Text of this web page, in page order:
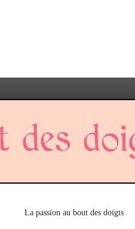
La passion au bout des doigts